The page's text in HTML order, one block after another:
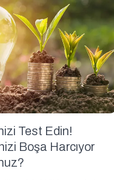
Test Edin!
Boşa Harcıyor